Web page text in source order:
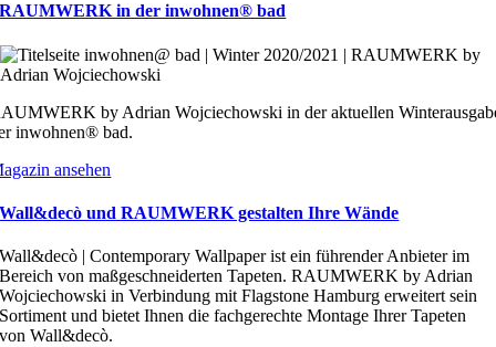
RAUMWERK in der inwohnen® bad
by Adrian Wojciechowski in der aktuellen
inwohnen® bad.
ansehen
Wall&decò und RAUMWERK gestalten Ihre Wände
Wall&decò | Contemporary Wallpaper ist ein führender Anbieter im
Bereich von maßgeschneiderten Tapeten. RAUMWERK by Adrian
Wojciechowski in Verbindung mit Flagstone Hamburg erweitert sein
Sortiment und bietet Ihnen die fachgerechte Montage Ihrer Tapeten
von Wall&decò.